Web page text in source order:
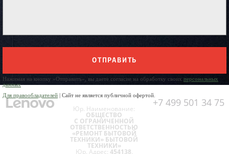
ОТПРАВИТЬ
Нажимая на кнопку «Отправить», вы даете согласие на обработку своих персональных
данных
Для правообладателей | Сайт не является публичной офертой.
+7 499 501 34 75
Юр. Наименование:
ОБЩЕСТВО
С ОГРАНИЧЕННОЙ
ОТВЕТСТВЕННОСТЬЮ
«РЕМОНТ БЫТОВОЙ
ТЕХНИКИ» БЫТОВОЙ
ТЕХНИКИ»
Юр. Адрес: 454138,